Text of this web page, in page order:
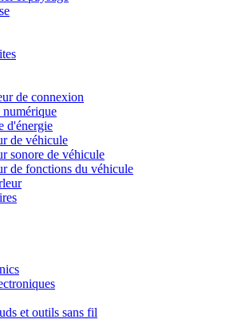
de connexion
d'énergie
de véhicule
sonore de véhicule
de fonctions du véhicule
et outils sans fil